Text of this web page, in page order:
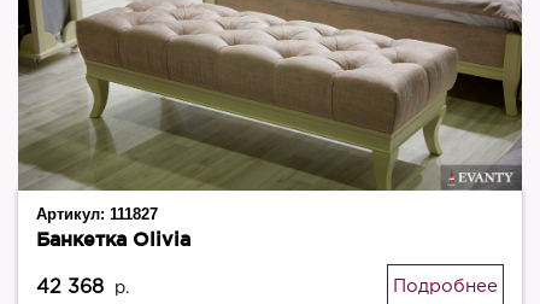
Артикул: 111827
Банкетка Olivia
42 368 р. Подробнее